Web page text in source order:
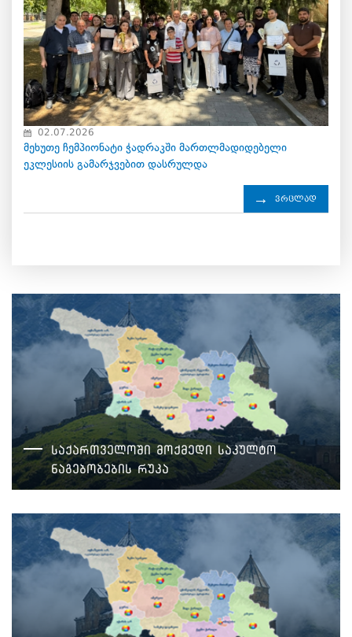
02.07.2026
მეხუთე ჩემპიონატი ჭადრაკში მართლმადიდებელი
ეკლესიის გამარჯვებით დასრულდა
ვრცლად
საქართველოში მოქმედი საკულტო
ნაგებობების რუკა